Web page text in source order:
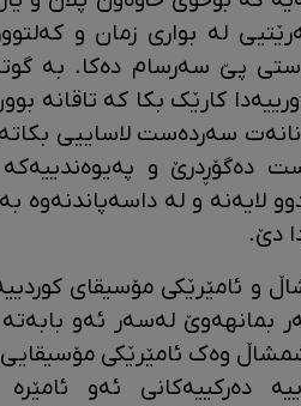
لە بواری زمان و
پێ سەرسام دەکا. بە
کارێک بکا کە تاقانە
سەردەست لاساییی
دەگۆڕدرێ و
لایەنە و لە داسەپاندنەوە
دێ.
و ئامێرێکی مۆسیقای
بمانهەوێ لەسەر ئەو
وەک ئامێرێکی
دەرکییەکانی ئەو